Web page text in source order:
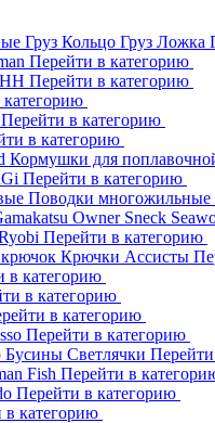
Груз Кольцо Груз Ложка
Перейти в категорию
Перейти в категорию
Перейти в категорию
в категорию
Кормушки для
Перейти в категорию
Поводки многожильные
Owner Sneck
Перейти в категорию
Крючки Ассисты
в категорию
в категорию
в категорию
Перейти в категорию
Бусины Светлячки
Fish Перейти в
Перейти в категорию
в категорию